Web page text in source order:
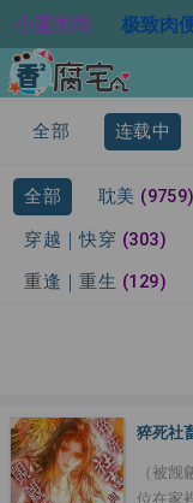
小蓝男同 极致肉
全部 连载中
全部 耽美 (9759)
穿越｜快穿 (303)
重逢｜重生 (129)
总裁系列(23)
青梅竹马(8)
猝死社
（被
位在家